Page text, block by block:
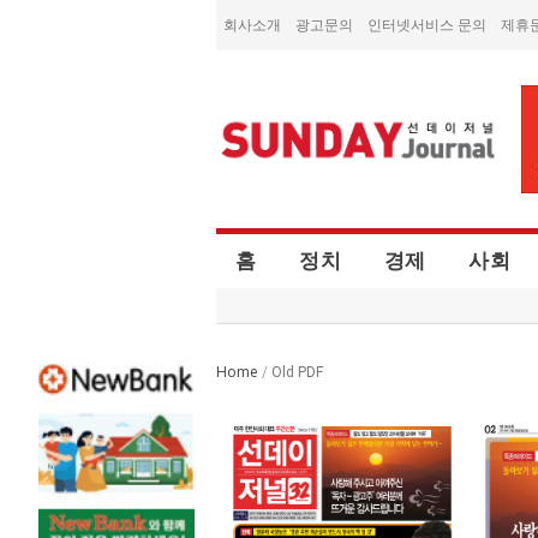
회사소개 광고문의 인터넷서비스 문의 제휴
홈 정치 경제 사회
Home / Old PDF